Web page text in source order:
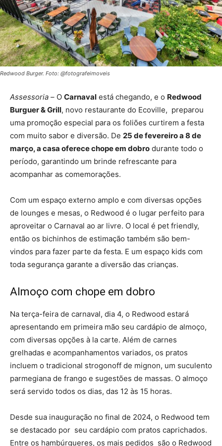
Redwood Burger. Foto: @fotografeimoveis
Assessoria – O Carnaval está chegando, e o Redwood
Burguer & Grill, novo restaurante do Ecoville, preparou
uma promoção especial para os foliões curtirem a festa
com muito sabor e diversão. De 25 de fevereiro a 8 de
março, a casa oferece chope em dobro durante todo o
período, garantindo um brinde refrescante para
acompanhar as comemorações.
Com um espaço externo amplo e com diversas opções
de lounges e mesas, o Redwood é o lugar perfeito para
aproveitar o Carnaval ao ar livre. O local é pet friendly,
então os bichinhos de estimação também são bem-
vindos para fazer parte da festa. E um espaço kids com
toda segurança garante a diversão das crianças.
Almoço com chope em dobro
Na terça-feira de carnaval, dia 4, o Redwood estará
apresentando em primeira mão seu cardápio de almoço,
com diversas opções à la carte. Além de carnes
grelhadas e acompanhamentos variados, os pratos
incluem o tradicional strogonoff de mignon, um suculento
parmegiana de frango e sugestões de massas. O almoço
será servido todos os dias, das 12 às 15 horas.
Desde sua inauguração no final de 2024, o Redwood tem
se destacado por seu cardápio com pratos caprichados.
Entre os hambúrgueres, os mais pedidos são o Redwood